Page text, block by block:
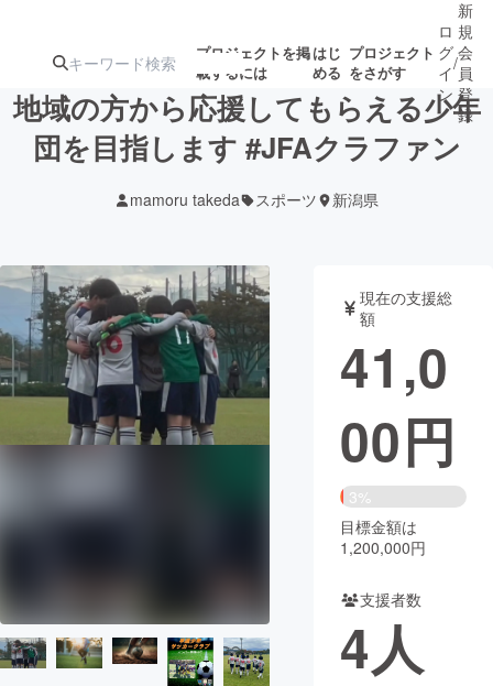
プロジェクトを掲
載するには
はじ
める
プロジェクト
をさがす
ターン
ジェクト
募集終了が近いプ
ロジェクト
アート・写真 音楽
テクノロジー・ガジェット ゲーム・
映像・映画 書籍・雑誌
チャレンジ
CAMPFIRE Creation
CAMPFIREふるさと納税machi-ya コミュニティ
ロ
グ
イ
ン
/
新
規
会
員
登
録
地域の方から応援してもらえる少年
団を目指します #JFAクラファン
mamoru takeda スポーツ 新潟県
現在の支援総
額
41,0
00円
3%
目標金額は
1,200,000円
支援者数
4人